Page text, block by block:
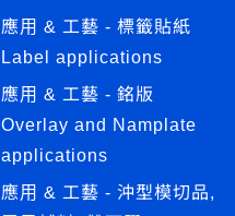
應用 & 工藝 - 標籤貼紙
Label applications
應用 & 工藝 - 銘版
Overlay and Namplate
applications
應用 & 工藝 - 沖型模切品,